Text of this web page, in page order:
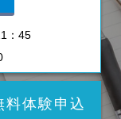
：45
料体験申込